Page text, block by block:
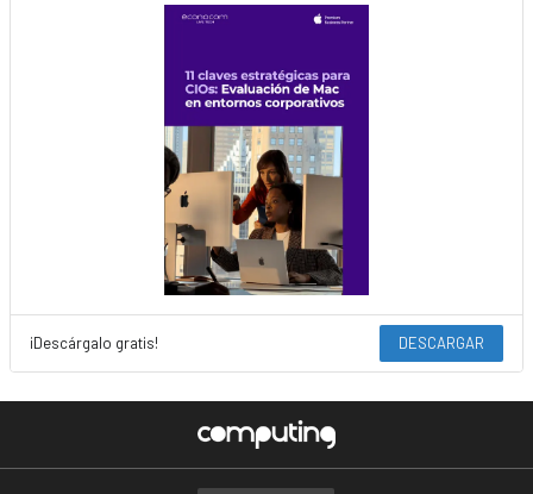
¡Descárgalo gratis! DESCARGAR